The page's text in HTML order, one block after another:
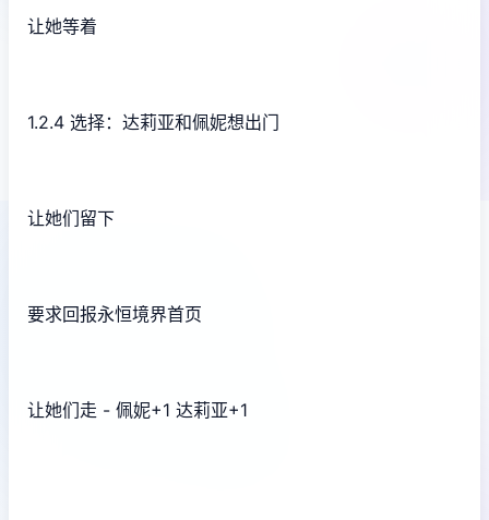
让她等着
1.2.4 选择：达莉亚和佩妮想出门
让她们留下
要求回报永恒境界首页
让她们走 - 佩妮+1 达莉亚+1